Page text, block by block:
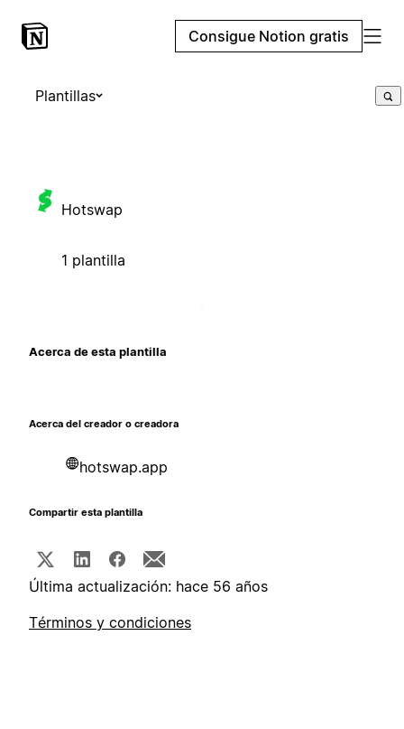
Consigue Notion gratis
Plantillas
Hotswap
1 plantilla
Acerca de esta plantilla
Acerca del creador o creadora
hotswap.app
Compartir esta plantilla
Última actualización: hace 56 años
Términos y condiciones